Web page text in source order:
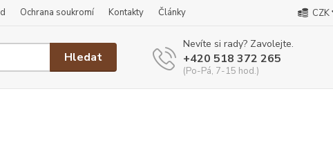
Ochrana soukromí Kontakty Články CZK
Hledat
Nevíte si rady? Zavolejte.
+420 518 372 265
(Po-Pá, 7-15 hod.)